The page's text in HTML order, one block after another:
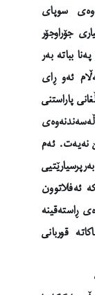
سوپای
جۆراوجۆر
بباتە بەر
ئەو ڕای
پاراستنی
نەیەت. ئەم
ئەفلاتوون
ڕاستەقینە
قوربانی